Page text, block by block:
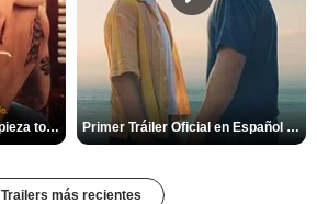
Tráiler de 'After: Aquí empieza todo' Primer Tráiler Oficial en Español de 'Heartstopper Forever'
Trailers más recientes